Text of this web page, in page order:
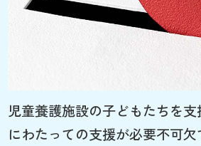
児童養護施設の子どもたちを
にわたっての支援が必要不可欠